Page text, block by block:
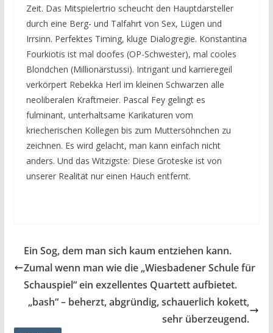
Zeit. Das Mitspielertrio scheucht den Hauptdarsteller
durch eine Berg- und Talfahrt von Sex, Lügen und
Irrsinn. Perfektes Timing, kluge Dialogregie. Konstantina
Fourkiotis ist mal doofes (OP-Schwester), mal cooles
Blondchen (Millionärstussi). Intrigant und karrieregeil
verkörpert Rebekka Herl im kleinen Schwarzen alle
neoliberalen Kraftmeier. Pascal Fey gelingt es
fulminant, unterhaltsame Karikaturen vom
kriecherischen Kollegen bis zum Muttersöhnchen zu
zeichnen. Es wird gelacht, man kann einfach nicht
anders. Und das Witzigste: Diese Groteske ist von
unserer Realität nur einen Hauch entfernt.
Ein Sog, dem man sich kaum entziehen kann.
Zumal wenn man wie die „Wiesbadener Schule für
Schauspiel“ ein exzellentes Quartett aufbietet.
„bash“ – beherzt, abgründig, schauerlich kokett,
sehr überzeugend.